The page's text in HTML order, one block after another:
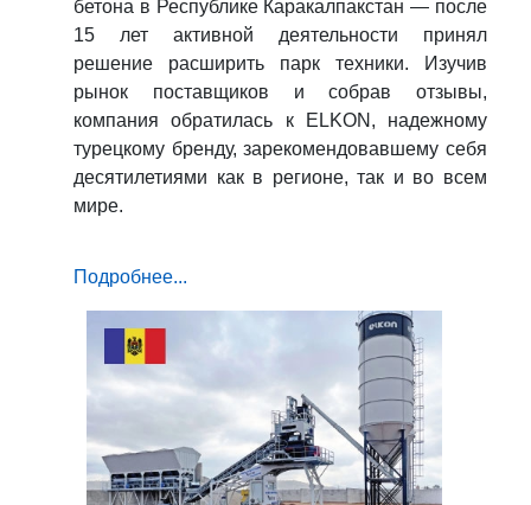
бетона в Республике Каракалпакстан — после
15 лет активной деятельности принял
решение расширить парк техники. Изучив
рынок поставщиков и собрав отзывы,
компания обратилась к ELKON, надежному
турецкому бренду, зарекомендовавшему себя
десятилетиями как в регионе, так и во всем
мире.
Подробнее...